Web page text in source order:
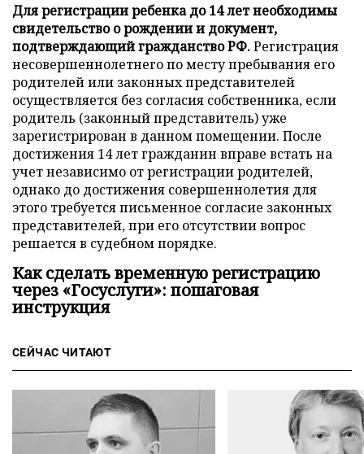
Для регистрации ребенка до 14 лет необходимы
свидетельство о рождении и документ,
подтверждающий гражданство РФ.Регистрация
несовершеннолетнего по месту пребывания его
родителей или законных представителей
осуществляется без согласия собственника, если
родитель (законный представитель) уже
зарегистрирован в данном помещении. После
достижения 14 лет гражданин вправе встать на
учет независимо от регистрации родителей,
однако до достижения совершеннолетия для
этого требуется письменное согласие законных
представителей, при его отсутствии вопрос
решается в судебном порядке.
Как сделать временную регистрацию
через «Госуслуги»: пошаговая
инструкция
СЕЙЧАС ЧИТАЮТ